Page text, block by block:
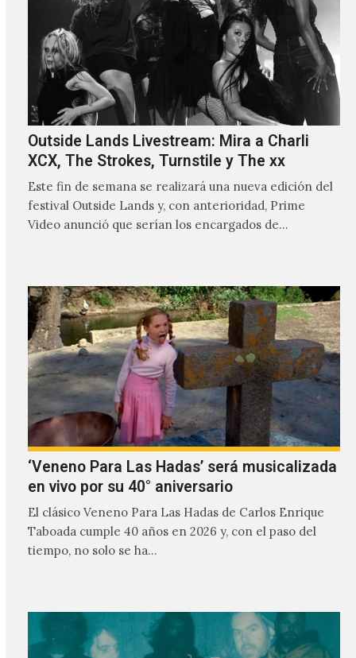
Outside Lands Livestream: Mira a Charli
XCX, The Strokes, Turnstile y The xx
Este fin de semana se realizará una nueva edición del
festival Outside Lands y, con anterioridad, Prime
Video anunció que serían los encargados de
‘Veneno Para Las Hadas’ será musicalizada
en vivo por su 40° aniversario
El clásico Veneno Para Las Hadas de Carlos Enrique
Taboada cumple 40 años en 2026 y, con el paso del
tiempo, no solo se ha…